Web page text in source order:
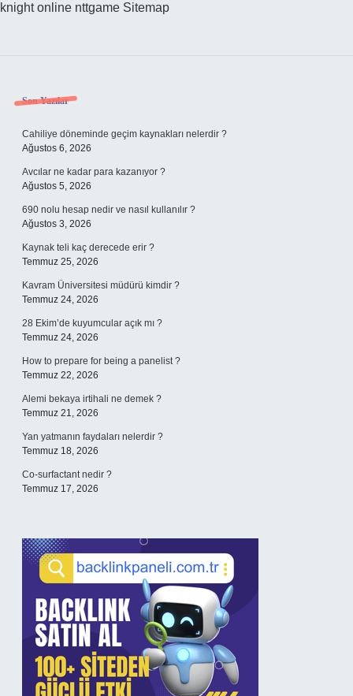
knight online nttgame Sitemap
Sidebar
Son Yazılar
Cahiliye döneminde geçim kaynakları nelerdir ?
Ağustos 6, 2026
Avcılar ne kadar para kazanıyor ?
Ağustos 5, 2026
690 nolu hesap nedir ve nasıl kullanılır ?
Ağustos 3, 2026
Kaynak teli kaç derecede erir ?
Temmuz 25, 2026
Kavram Üniversitesi müdürü kimdir ?
Temmuz 24, 2026
28 Ekim’de kuyumcular açık mı ?
Temmuz 24, 2026
How to prepare for being a panelist ?
Temmuz 22, 2026
Alemi bekaya irtihali ne demek ?
Temmuz 21, 2026
Yan yatmanın faydaları nelerdir ?
Temmuz 18, 2026
Co-surfactant nedir ?
Temmuz 17, 2026